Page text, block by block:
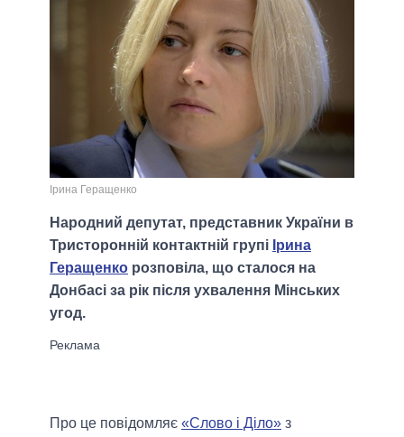
Ірина Геращенко
Народний депутат, представник України в
Тристоронній контактній групі Ірина
Геращенко розповіла, що сталося на
Донбасі за рік після ухвалення Мінських
угод.
Про це повідомляє «Слово і Діло» з